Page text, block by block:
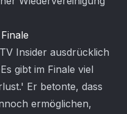
Insider ausdrücklich
gibt im Finale viel
Er betonte, dass
ermöglichen,